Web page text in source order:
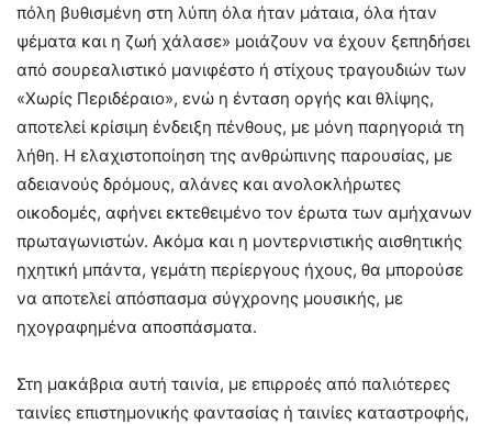
πόλη βυθισμένη στη λύπη όλα ήταν μάταια, όλα ήταν
ψέματα και η ζωή χάλασε» μοιάζουν να έχουν ξεπηδήσει
από σουρεαλιστικό μανιφέστο ή στίχους τραγουδιών των
«Χωρίς Περιδέραιο», ενώ η ένταση οργής και θλίψης,
αποτελεί κρίσιμη ένδειξη πένθους, με μόνη παρηγοριά τη
λήθη. Η ελαχιστοποίηση της ανθρώπινης παρουσίας, με
αδειανούς δρόμους, αλάνες και ανολοκλήρωτες
οικοδομές, αφήνει εκτεθειμένο τον έρωτα των αμήχανων
πρωταγωνιστών. Ακόμα και η μοντερνιστικής αισθητικής
ηχητική μπάντα, γεμάτη περίεργους ήχους, θα μπορούσε
να αποτελεί απόσπασμα σύγχρονης μουσικής, με
ηχογραφημένα αποσπάσματα.
Στη μακάβρια αυτή ταινία, με επιρροές από παλιότερες
ταινίες επιστημονικής φαντασίας ή ταινίες καταστροφής,